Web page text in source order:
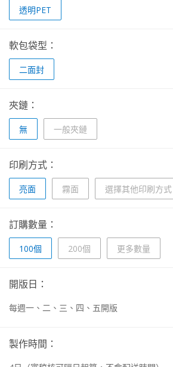
透明PET
軟包袋型：
二面封
夾鏈：
無 一般夾鏈
印刷方式：
亮面 霧面 選擇其他印刷方式
訂購數量：
100個 200個 更多數量
開版日：
每週一、二、三、四、五開版
製作時間：